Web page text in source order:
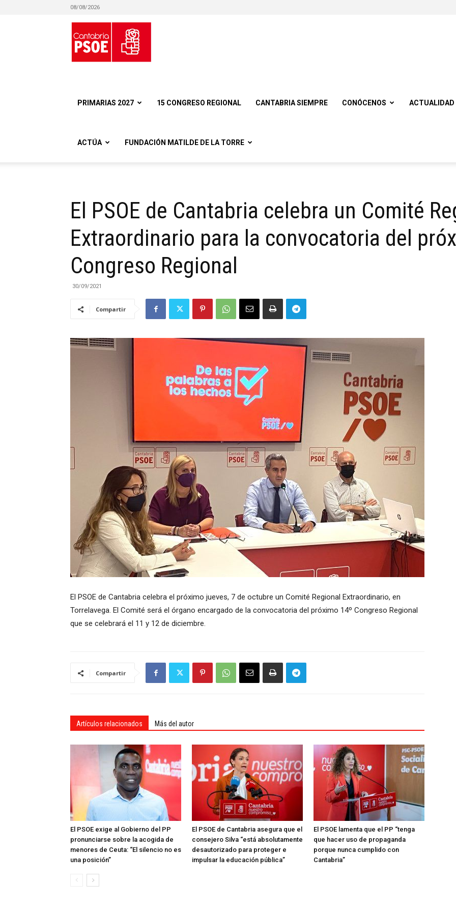
08/08/2026
Español
Cantabria
PRIMARIAS 2027 15 CONGRESO REGIONAL CANTABRIA SIEMPRE CONÓCENOS ACTUALIDAD
ACTÚA FUNDACIÓN MATILDE DE LA TORRE
El PSOE de Cantabria celebra un Comité
Extraordinario para la convocatoria del
Congreso Regional
30/09/2021
Compartir
El PSOE de Cantabria celebra el próximo jueves, 7 de octubre un Comité Regional Extraordinario, en
Torrelavega. El Comité será el órgano encargado de la convocatoria del próximo 14º Congreso Regional
que se celebrará el 11 y 12 de diciembre.
Compartir
Artículos relacionados Más del autor
El PSOE exige al Gobierno del PP
pronunciarse sobre la acogida de
menores de Ceuta: “El silencio no es
una posición”
El PSOE de Cantabria asegura que el
consejero Silva “está absolutamente
desautorizado para proteger e
impulsar la educación pública”
El PSOE lamenta que el PP “tenga
que hacer uso de propaganda
porque nunca cumplido con
Cantabria”